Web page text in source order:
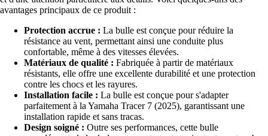
avantages principaux de ce produit :
Protection accrue : La bulle est conçue pour réduire la
résistance au vent, permettant ainsi une conduite plus
confortable, même à des vitesses élevées.
Matériaux de qualité : Fabriquée à partir de matériaux
résistants, elle offre une excellente durabilité et une protection
contre les chocs et les rayures.
Installation facile : La bulle est conçue pour s'adapter
parfaitement à la Yamaha Tracer 7 (2025), garantissant une
installation rapide et sans tracas.
Design soigné : Outre ses performances, cette bulle